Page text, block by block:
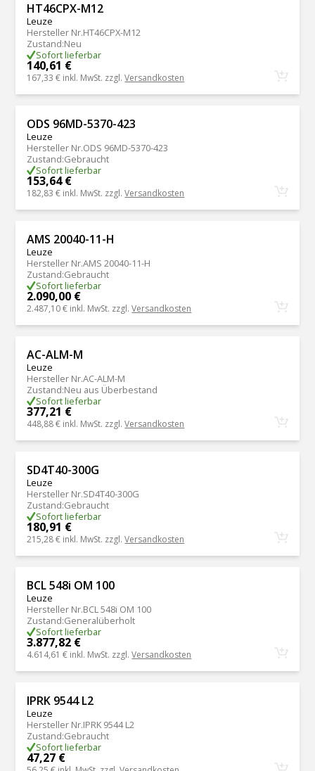
HT46CPX-M12
Leuze
Hersteller Nr.HT46CPX-M12
Zustand:Neu
Sofort lieferbar
140,61 €
167,33 € inkl. MwSt. zzgl.Versandkosten
ODS 96MD-5370-423
Leuze
Hersteller Nr.ODS 96MD-5370-423
Zustand:Gebraucht
Sofort lieferbar
153,64 €
182,83 € inkl. MwSt. zzgl.Versandkosten
AMS 20040-11-H
Leuze
Hersteller Nr.AMS 20040-11-H
Zustand:Gebraucht
Sofort lieferbar
2.090,00 €
2.487,10 € inkl. MwSt. zzgl.Versandkosten
AC-ALM-M
Leuze
Hersteller Nr.AC-ALM-M
Zustand:Neu aus Überbestand
Sofort lieferbar
377,21 €
448,88 € inkl. MwSt. zzgl.Versandkosten
SD4T40-300G
Leuze
Hersteller Nr.SD4T40-300G
Zustand:Gebraucht
Sofort lieferbar
180,91 €
215,28 € inkl. MwSt. zzgl.Versandkosten
BCL 548i OM 100
Leuze
Hersteller Nr.BCL 548i OM 100
Zustand:Generalüberholt
Sofort lieferbar
3.877,82 €
4.614,61 € inkl. MwSt. zzgl.Versandkosten
IPRK 9544 L2
Leuze
Hersteller Nr.IPRK 9544 L2
Zustand:Gebraucht
Sofort lieferbar
47,27 €